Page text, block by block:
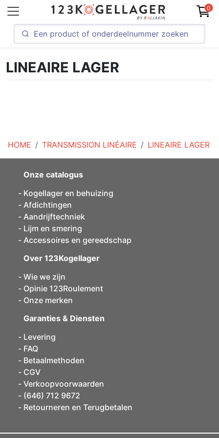
0
HOME TRANSMISSION LINÉAIRE LINEAIRE LAGER
LINEAIRE LAGER
Onze catalogus
Kogellager en behuizing
Afdichtingen
Aandrijftechniek
Lijm en smering
Accessoires en gereedschap
Over 123Kogellager
Wie we zijn
Opinie 123Roulement
Onze merken
Garanties & Diensten
Levering
FAQ
Betaalmethoden
CGV
Verkoopvoorwaarden
(646) 712 9672
Retourneren en Terugbetalen